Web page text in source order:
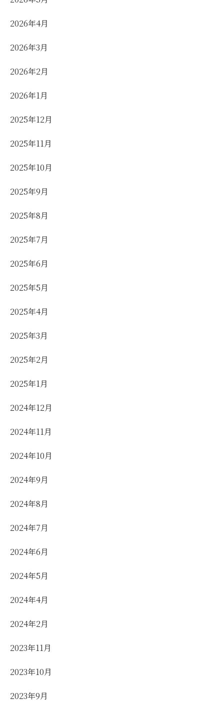
2026年4月
2026年3月
2026年2月
2026年1月
2025年12月
2025年11月
2025年10月
2025年9月
2025年8月
2025年7月
2025年6月
2025年5月
2025年4月
2025年3月
2025年2月
2025年1月
2024年12月
2024年11月
2024年10月
2024年9月
2024年8月
2024年7月
2024年6月
2024年5月
2024年4月
2024年2月
2023年11月
2023年10月
2023年9月